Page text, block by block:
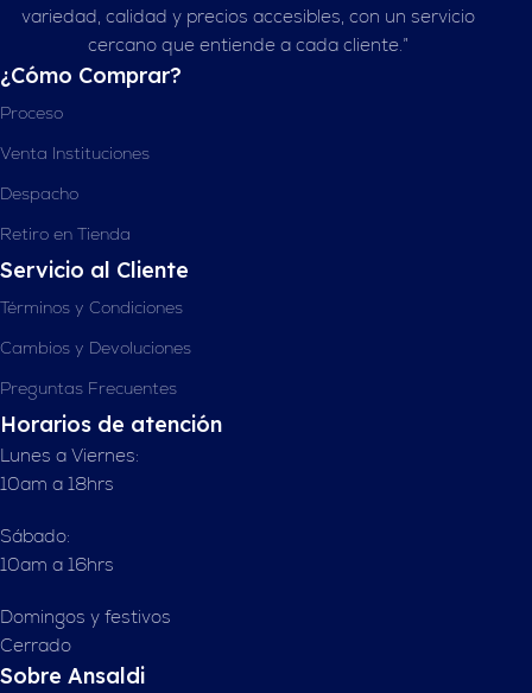
variedad, calidad y precios accesibles, con un servicio
cercano que entiende a cada cliente.”
¿Cómo Comprar?
Proceso
Venta Instituciones
Despacho
Retiro en Tienda
Servicio al Cliente
Términos y Condiciones
Cambios y Devoluciones
Preguntas Frecuentes
Horarios de atención
Lunes a Viernes:
10am a 18hrs
Sábado:
10am a 16hrs
Domingos y festivos
Cerrado
Sobre Ansaldi